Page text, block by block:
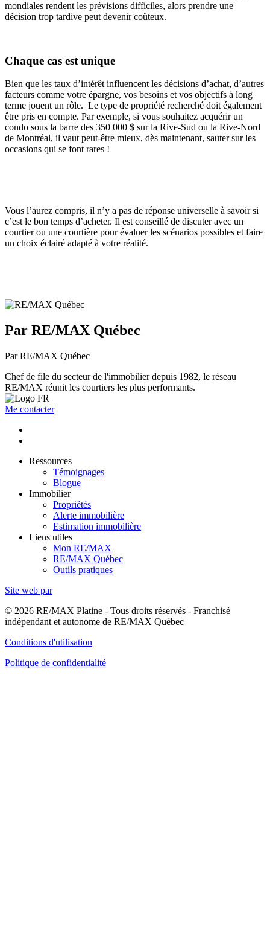
mondiales rendent les prévisions difficiles, alors prendre une
décision trop tardive peut devenir coûteux.
Chaque cas est unique
Bien que les taux d’intérêt influencent les décisions d’achat, d’autres
facteurs comme votre épargne, vos besoins et vos objectifs à long
terme jouent un rôle. Le type de propriété recherché doit également
être pris en compte. Par exemple, si vous souhaitez acquérir un
condo sous la barre des 350 000 $ sur la Rive-Sud ou la Rive-Nord
de Montréal, il vaut peut-être mieux, dès maintenant, sauter sur les
occasions qui se font rares !
Vous l’aurez compris, il n’y a pas de réponse universelle à savoir si
c’est le bon temps d’acheter. Il est conseillé de discuter avec un
courtier ou une courtière pour évaluer les scénarios possibles et faire
un choix éclairé adapté à votre réalité.
Par RE/MAX Québec
Par RE/MAX Québec
Chef de file du secteur de l'immobilier depuis 1982, le réseau
RE/MAX réunit les courtiers les plus performants.
Me contacter
Ressources
Témoignages
Blogue
Immobilier
Propriétés
Alerte immobilière
Estimation immobilière
Liens utiles
Mon RE/MAX
RE/MAX Québec
Outils pratiques
Site web par
© 2026 RE/MAX Platine - Tous droits réservés - Franchisé
indépendant et autonome de RE/MAX Québec
Conditions d'utilisation
Politique de confidentialité